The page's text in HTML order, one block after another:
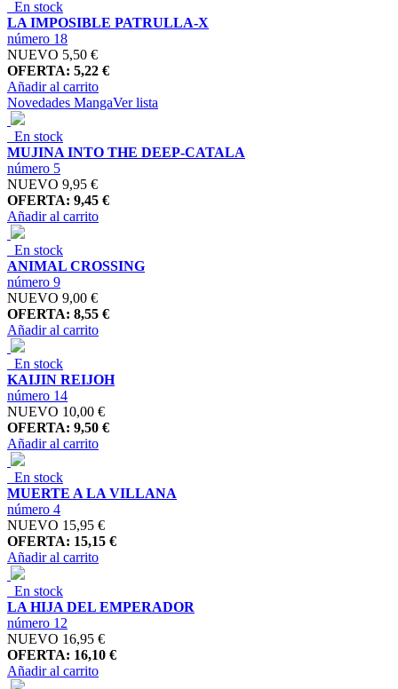
En stock
LA IMPOSIBLE PATRULLA-X
número 18
NUEVO 5,50 €
OFERTA: 5,22 €
Añadir al carrito
Novedades MangaVer lista
En stock
MUJINA INTO THE DEEP-CATALA
número 5
NUEVO 9,95 €
OFERTA: 9,45 €
Añadir al carrito
En stock
ANIMAL CROSSING
número 9
NUEVO 9,00 €
OFERTA: 8,55 €
Añadir al carrito
En stock
KAIJIN REIJOH
número 14
NUEVO 10,00 €
OFERTA: 9,50 €
Añadir al carrito
En stock
MUERTE A LA VILLANA
número 4
NUEVO 15,95 €
OFERTA: 15,15 €
Añadir al carrito
En stock
LA HIJA DEL EMPERADOR
número 12
NUEVO 16,95 €
OFERTA: 16,10 €
Añadir al carrito